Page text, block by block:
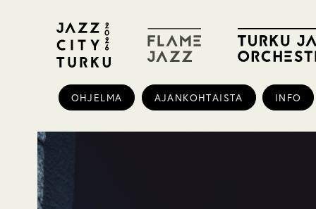
OHJELMA AJANKOHTAISTA INFO